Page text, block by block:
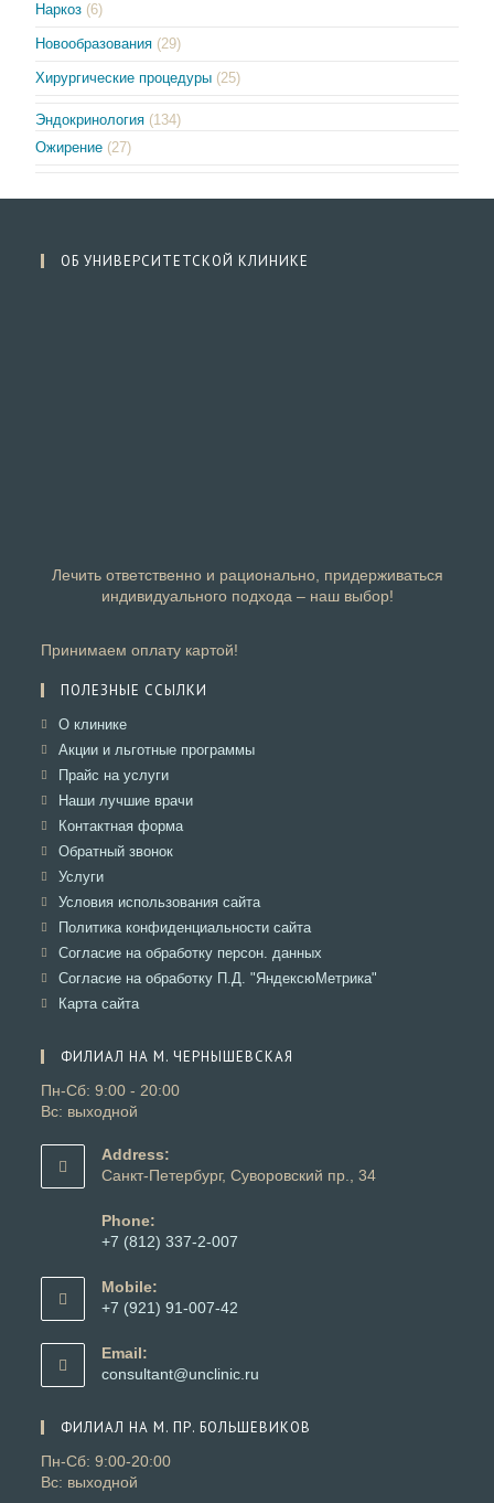
Наркоз (6)
Новообразования (29)
Хирургические процедуры (25)
Эндокринология (134)
Ожирение (27)
ОБ УНИВЕРСИТЕТСКОЙ КЛИНИКЕ
Лечить ответственно и рационально, придерживаться
индивидуального подхода – наш выбор!
Принимаем оплату картой!
ПОЛЕЗНЫЕ ССЫЛКИ
О клиникеОткроется
в
вкладке
Акции и льготные программыОткроется
Прайс на услугиОткроется
в
вкладке
Наши лучшие врачиОткроется
Контактная формаОткроется
Обратный звонокОткроется
вкладке
УслугиОткроется
в
вкладке
Условия использования сайтаОткроется
в
вкладке
Политика конфиденциальности сайтаОткроется
в
вкладке
Согласие на обработку персон. данных
в
Согласие на обработку П.Д. "ЯндексюМетрика"
Карта сайтаОткроется
вкладке
ФИЛИАЛ НА М. ЧЕРНЫШЕВСКАЯ
Пн-Сб: 9:00 - 20:00
Вс: выходной
Address:
Санкт-Петербург, Суворовский пр., 34
Phone:
+7 (812) 337-2-007
в
вашем
Mobile:
+7 (921) 91-007-42
в
вашем
Email:
consultant@unclinic.ru
приложении
ФИЛИАЛ НА М. ПР. БОЛЬШЕВИКОВ
Пн-Сб: 9:00-20:00
Вс: выходной